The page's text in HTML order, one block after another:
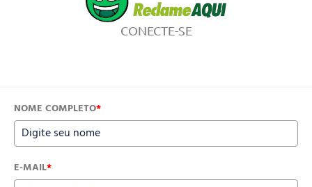
CONECTE-SE
NOME COMPLETO*
E-MAIL*